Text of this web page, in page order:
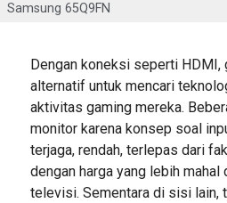
Samsung 65Q9FN
Dengan koneksi seperti HDMI,
alternatif untuk mencari
aktivitas gaming mereka.
monitor karena konsep soal
terjaga, rendah, terlepas dari
dengan harga yang lebih mahal
televisi. Sementara di sisi lain,